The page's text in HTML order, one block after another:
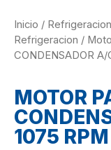
Inicio / Refrigeracion
Refrigeracion /
CONDENSADOR
MOTOR
1075